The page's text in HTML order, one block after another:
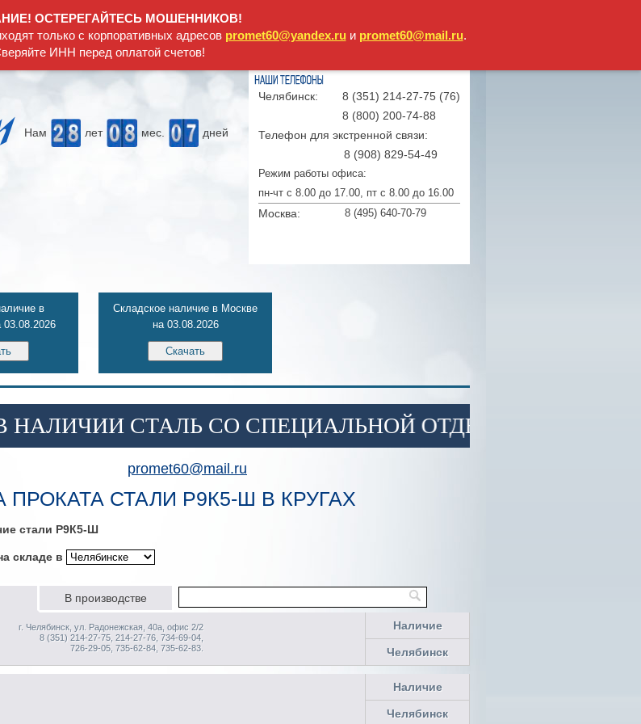
ОСТЕРЕГАЙТЕСЬ МОШЕННИКОВ!
только с корпоративных адресов promet60@yandex.ru и promet60@mail.ru.
ИНН перед оплатой счетов!
в
03.08.2026
Складское наличие в Москве
на 03.08.2026
НАЛИЧИИ СТАЛЬ СО СПЕЦИАЛЬНОЙ ОТДЕЛКОЙ
promet60@mail.ru
СТАЛИ Р9К5-Ш В КРУГАХ
стали Р9К5-Ш
складе в
В производстве
г. Челябинск, ул. Радонежская, 40а, офис 2/2
8 (351) 214-27-75, 214-27-76, 734-69-04,
726-29-05, 735-62-84, 735-62-83.
Наличие
Челябинск
Наличие
Челябинск
Нам лет мес. дней
Челябинск:
8 (351) 214-27-75 (76)
8 (800) 200-74-88
Телефон для экстренной связи:
8 (908) 829-54-49
Режим работы офиса:
пн-чт с 8.00 до 17.00, пт с 8.00 до 16.00
Москва: 8 (495) 640-70-79